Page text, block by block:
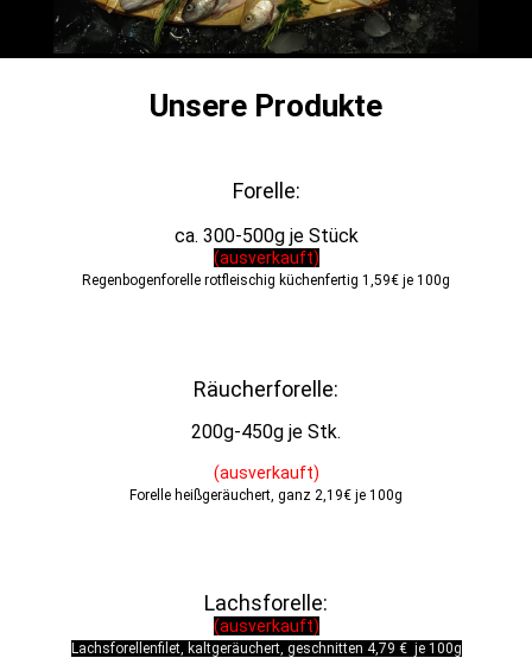
Unsere Produkte
Forelle:
ca. 300-500g je Stück
(ausverkauft)
Regenbogenforelle rotfleischig küchenfertig 1,59€ je 100g
Räucherforelle:
200g-450g je Stk.
(ausverkauft)
Forelle heißgeräuchert, ganz 2,19€ je 100g
Lachsforelle:
(ausverkauft)
Lachsforellenfilet, kaltgeräuchert, geschnitten 4,79 € je 100g